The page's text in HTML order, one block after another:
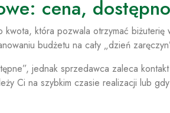
cena,
kwota, która pozwala otrzymać biżuterię
budżetu na cały „dzień
jednak sprzedawca zaleca
Ci na szybkim czasie realizacji lub